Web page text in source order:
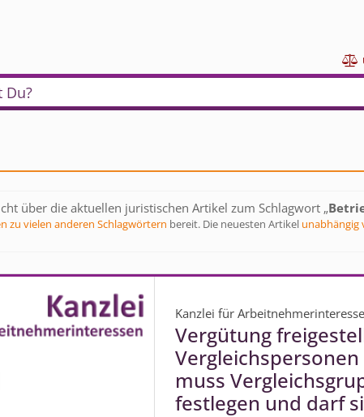

Du?
über die aktuellen juristischen Artikel zum Schlagwort „
zu vielen anderen Schlagwörtern bereit. Die neuesten Artikel unabhängig
Kanzlei für
Vergütung
muss
festlegen und darf